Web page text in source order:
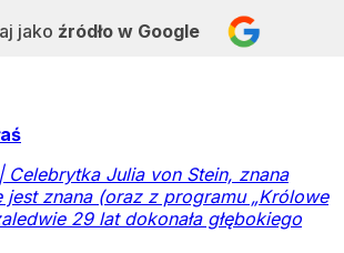
jako źródło w Google
Celebrytka Julia von Stein, znana
jest znana (oraz z programu „Królowe
29 lat dokonała głębokiego